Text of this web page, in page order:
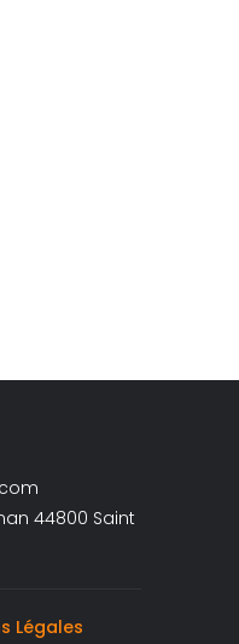
44800 Saint
Légales